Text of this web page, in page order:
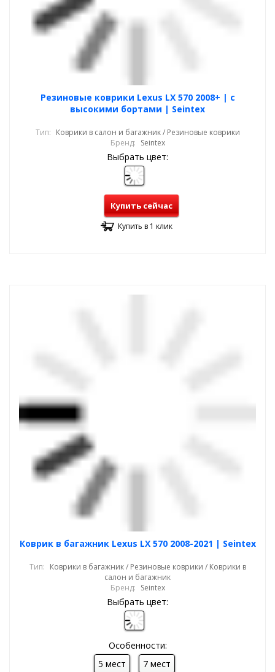
Резиновые коврики Lexus LX 570 2008+ | с
высокими бортами | Seintex
Тип: Коврики в салон и багажник / Резиновые коврики
Бренд: Seintex
Выбрать цвет:
Купить сейчас
Купить в 1 клик
Коврик в багажник Lexus LX 570 2008-2021 | Seintex
Тип: Коврики в багажник / Резиновые коврики / Коврики в
салон и багажник
Бренд: Seintex
Выбрать цвет:
Особенности:
5 мест
7 мест